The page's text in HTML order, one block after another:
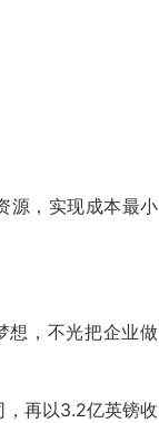
源，实现成本最小
想，不光把企业做
再以3.2亿英镑收